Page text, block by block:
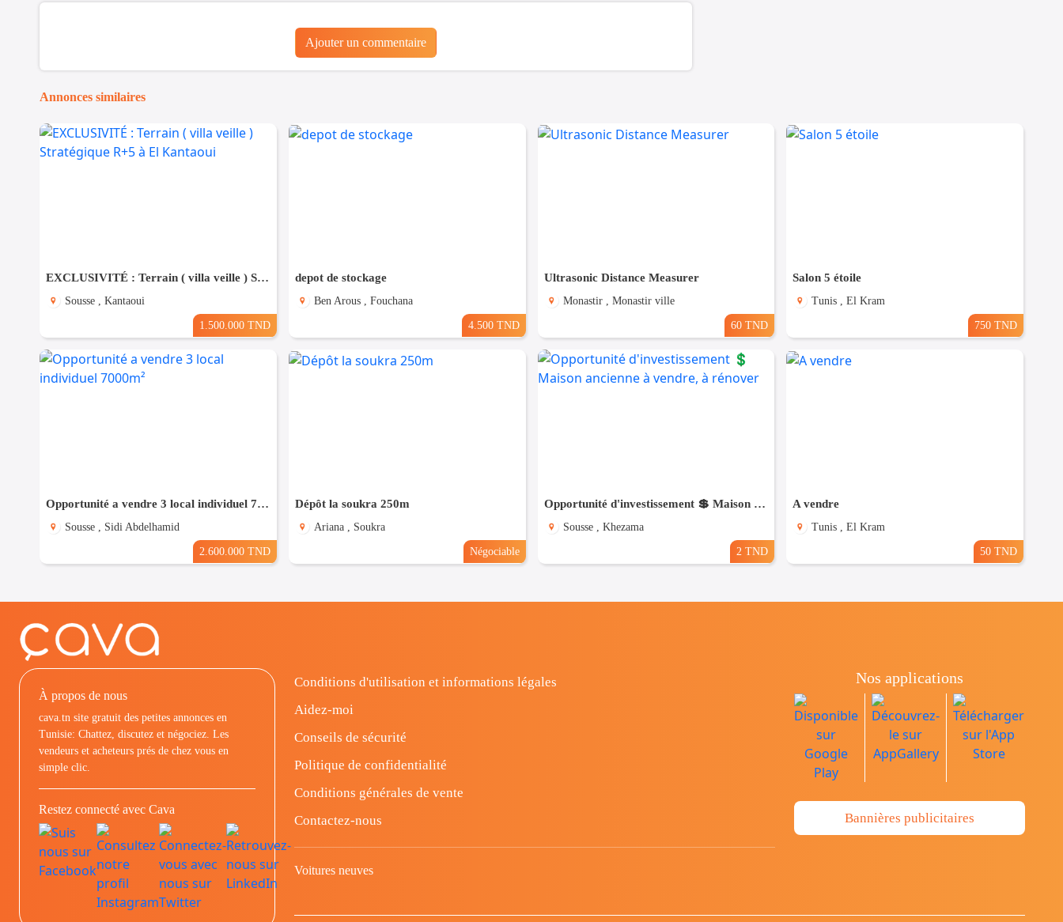
Ajouter un commentaire
Annonces similaires
EXCLUSIVITÉ : Terrain ( villa veille ) Stratégique R+5 à El Kantaoui
Sousse , Kantaoui
1.500.000 TND
depot de stockage
Ben Arous , Fouchana
4.500 TND
Ultrasonic Distance Measurer
Monastir , Monastir ville
60 TND
Salon 5 étoile
Tunis , El Kram
750 TND
Opportunité a vendre 3 local individuel 7000m²
Sousse , Sidi Abdelhamid
2.600.000 TND
Dépôt la soukra 250m
Ariana , Soukra
Négociable
Opportunité d'investissement 💲 Maison ancienne à vendre, à rénover
Sousse , Khezama
2 TND
A vendre
Tunis , El Kram
50 TND
À propos de nous
cava.tn site gratuit des petites annonces en
Tunisie: Chattez, discutez et négociez. Les
vendeurs et acheteurs prés de chez vous en
simple clic.
Restez connecté avec Cava
Conditions d'utilisation et informations légales
Aidez-moi
Conseils de sécurité
Politique de confidentialité
Conditions générales de vente
Contactez-nous
Voitures neuves
Nos applications
Bannières publicitaires